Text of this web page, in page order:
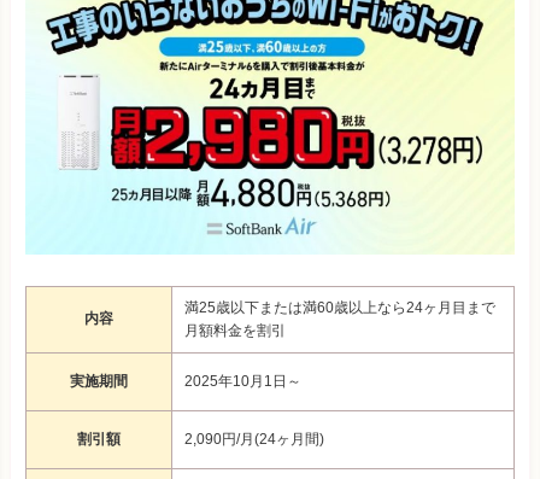
内容
満25歳以下または満60歳以上なら24ヶ月目まで
月額料金を割引
実施期間 2025年10月1日～
割引額 2,090円/月(24ヶ月間)